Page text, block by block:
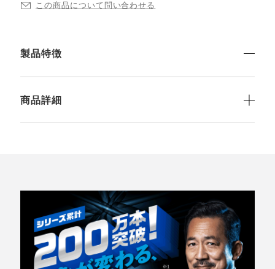
この商品について問い合わせる
製品特徴
商品詳細